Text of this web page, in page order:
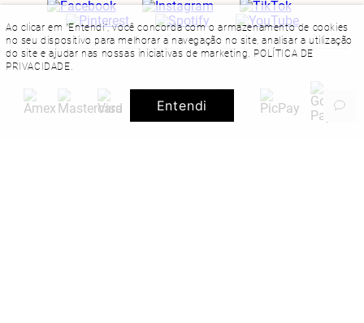
Ao clicar em "Entendi", você concorda com o armazenamento de cookies
no seu dispositivo para melhorar a navegação no site, analisar a utilização
do site e ajudar nas nossas iniciativas de marketing. POLÍTICA DE
PRIVACIDADE.
Entendi